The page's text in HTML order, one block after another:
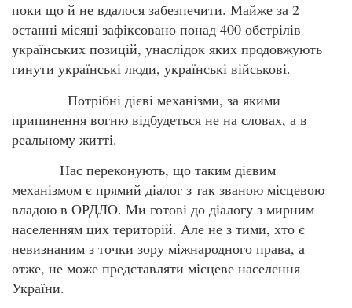
поки що й не вдалося забезпечити. Майже за 2
останні місяці зафіксовано понад 400 обстрілів
українських позицій, унаслідок яких продовжують
гинути українські люди, українські військові.
Потрібні дієві механізми, за якими
припинення вогню відбудеться не на словах, а в
реальному житті.
Нас переконують, що таким дієвим
механізмом є прямий діалог з так званою місцевою
владою в ОРДЛО. Ми готові до діалогу з мирним
населенням цих територій. Але не з тими, хто є
невизнаним з точки зору міжнародного права, а
отже, не може представляти місцеве населення
України.